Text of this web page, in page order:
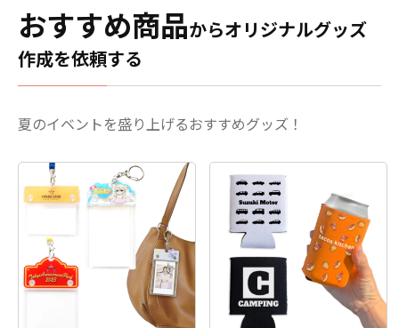
おすすめ商品からオリジナルグッズ
作成を依頼する
夏のイベントを盛り上げるおすすめグッズ！